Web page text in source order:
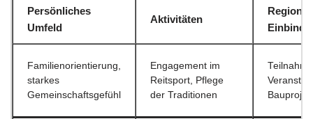
Persönliches
Umfeld
Aktivitäten
Familienorientierung,
starkes
Gemeinschaftsgefühl
Engagement im
Reitsport, Pflege
der Traditionen